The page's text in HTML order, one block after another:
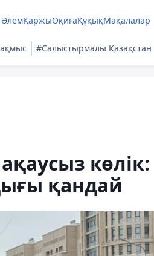
ӘлемҚаржыОқиғаҚұқықМақалалар
#Салыстырмалы Қазақстан
көлік:
қандай